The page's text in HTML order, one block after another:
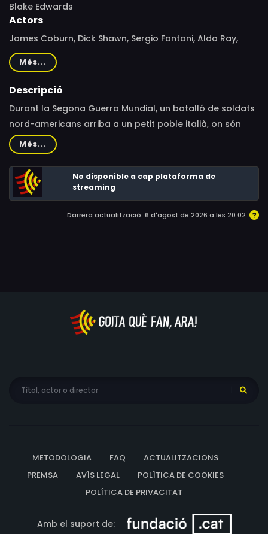
Blake Edwards
Actors
James Coburn, Dick Shawn, Sergio Fantoni, Aldo Ray,
Giovanna Ralli, Harry Morgan, Carroll O'Connor, Leon
Askin, Thomas Hunter, Jay Novello, Art Lewis, Johnny
Seven, Joe Lo Presti
Més...
Descripció
Durant la Segona Guerra Mundial, un batalló de soldats
nord-americans arriba a un petit poble italià, on són
molt ben rebuts.
Més...
No disponible a cap plataforma de
streaming
Darrera actualització: 6 d'agost de 2026 a les 20:02
METODOLOGIA FAQ
ACTUALITZACIONS
PREMSA
AVÍS LEGAL
POLÍTICA DE COOKIES
POLÍTICA DE PRIVACITAT
Amb el suport de: